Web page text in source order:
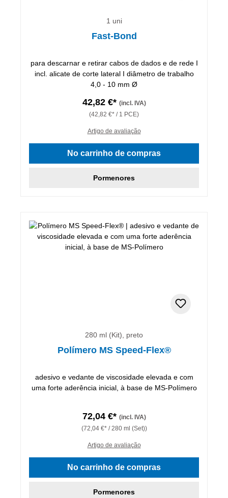
1 uni
Fast-Bond
para descarnar e retirar cabos de dados e de rede I
incl. alicate de corte lateral I diâmetro de trabalho
4,0 - 10 mm Ø
42,82 €* (incl. IVA)
(42,82 €* / 1 PCE)
Artigo de avaliação
No carrinho de compras
Pormenores
280 ml (Kit), preto
Polímero MS Speed-Flex®
adesivo e vedante de viscosidade elevada e com
uma forte aderência inicial, à base de MS-Polímero
72,04 €* (incl. IVA)
(72,04 €* / 280 ml (Set))
Artigo de avaliação
No carrinho de compras
Pormenores